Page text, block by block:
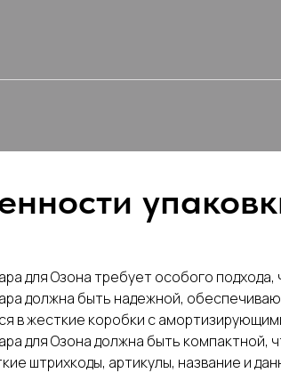
для Озона требует особого
должна быть надежной,
в жесткие коробки с
для Озона должна быть компактной,
штрихкоды, артикулы, название и